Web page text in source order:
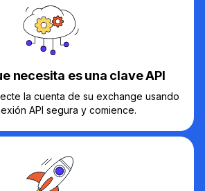
necesita es una clave API
la cuenta de su exchange usando
API segura y comience.